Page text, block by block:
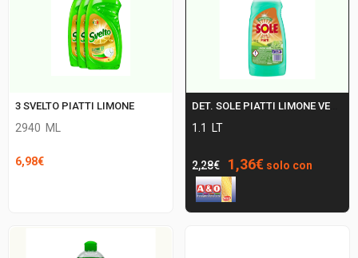
3 SVELTO PIATTI LIMONE
2940 ML
6,98€
1.1 LT
2,28€
Il
prezzo
originale
era:
1,36€Il
è:
solo con